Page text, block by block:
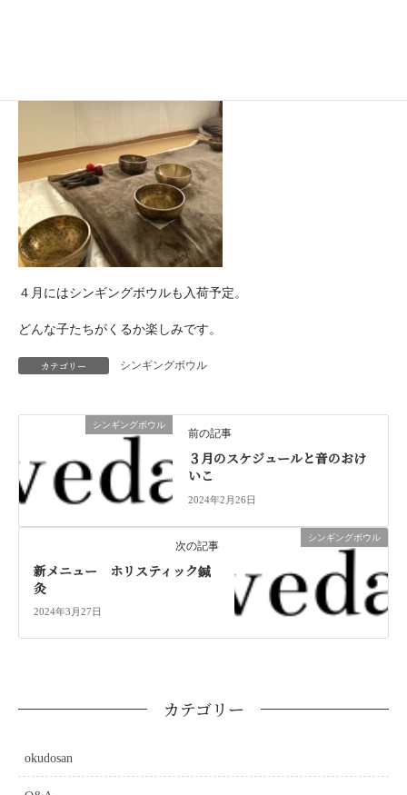
４月にはシンギングボウルも入荷予定。
どんな子たちがくるか楽しみです。
カテゴリー シンギングボウル
シンギングボウル
前の記事
３月のスケジュールと音のおけ
いこ
2024年2月26日
シンギングボウル
次の記事
新メニュー ホリスティック鍼
灸
2024年3月27日
カテゴリー
okudosan